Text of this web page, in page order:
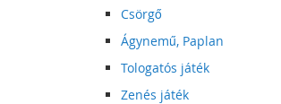
Csörgő
Ágynemű, Paplan
Tologatós játék
Zenés játék